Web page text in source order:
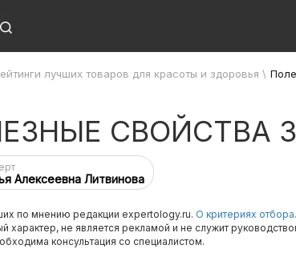
лучших товаров для красоты и здоровья \
СВОЙСТВА
Алексеевна Литвинова
по мнению редакции expertology.ru. О критериях отбора.
характер, не является рекламой и не служит
консультация со специалистом.